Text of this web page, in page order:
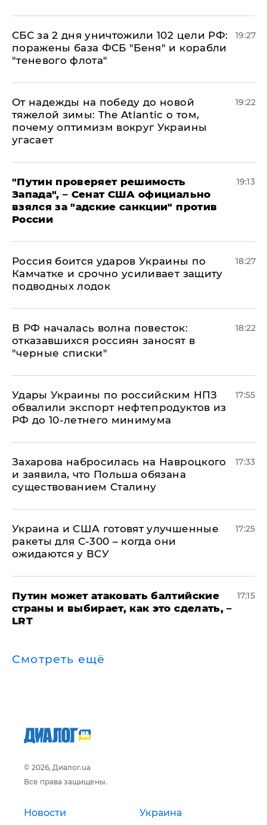
СБС за 2 дня уничтожили 102 цели РФ:
поражены база ФСБ "Беня" и корабли
"теневого флота"
19:27
От надежды на победу до новой
тяжелой зимы: The Atlantic о том,
почему оптимизм вокруг Украины
угасает
19:22
"Путин проверяет решимость
Запада", – Сенат США официально
взялся за "адские санкции" против
России
19:13
Россия боится ударов Украины по
Камчатке и срочно усиливает защиту
подводных лодок
18:27
​В РФ началась волна повесток:
отказавшихся россиян заносят в
"черные списки"
18:22
Удары Украины по российским НПЗ
обвалили экспорт нефтепродуктов из
РФ до 10-летнего минимума
17:55
​Захарова набросилась на Навроцкого
и заявила, что Польша обязана
существованием Сталину
17:33
Украина и США готовят улучшенные
ракеты для С-300 – когда они
ожидаются у ВСУ
17:25
Путин может атаковать балтийские
страны и выбирает, как это сделать, –
LRT
17:15
Смотреть ещё
© 2026, Диалог.ua
Все права защищены.
Новости Украина